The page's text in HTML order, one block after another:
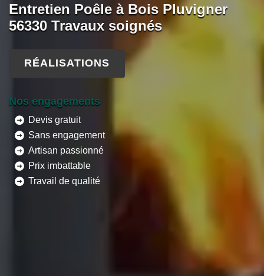
Entretien Poêle à Bois Pluvigner
56330 Travaux soignés
RÉALISATIONS
Nos engagements
Devis gratuit
Sans engagement
Artisan passionné
Prix imbattable
Travail de qualité